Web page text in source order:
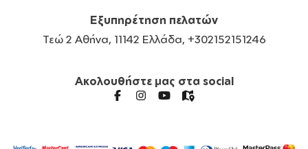
Εξυπηρέτηση πελατών
Τεώ 2 Αθήνα, 11142 Ελλάδα, +302152151246
Ακολουθήστε μας στα social